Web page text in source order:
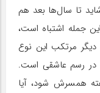
تا سال‌ها بعد هم
جمله اشتباه است،
مرتکب این نوع
در رسم عاشقی است.
همسرش شود، آیا